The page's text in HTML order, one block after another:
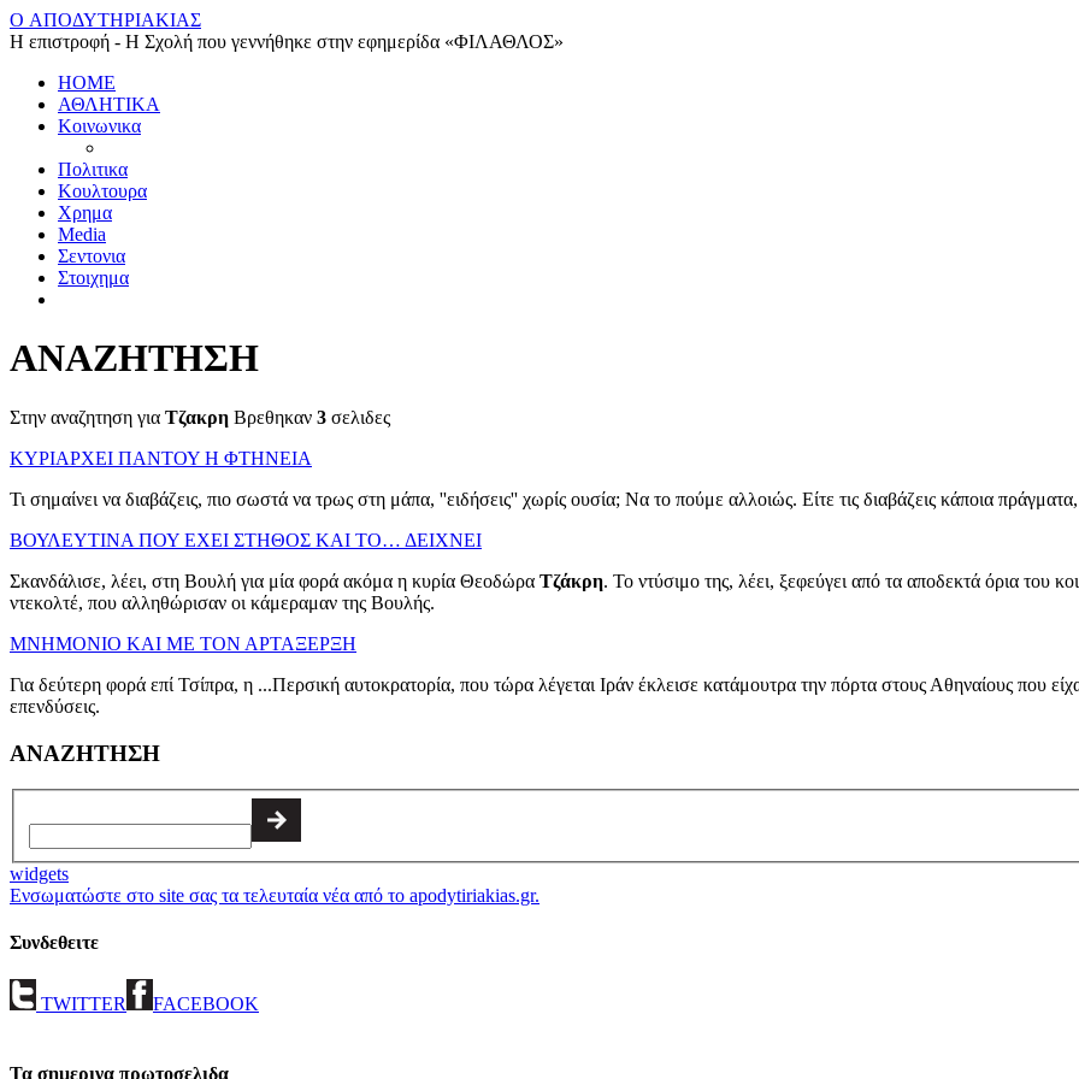
O ΑΠΟΔΥΤΗΡΙΑΚΙΑΣ
Η επιστροφή - Η Σχολή που γεννήθηκε στην εφημερίδα «ΦΙΛΑΘΛΟΣ»
HOME
ΑΘΛΗΤΙΚΑ
Κοινωνικα
Πολιτικα
Κουλτουρα
Χρημα
Media
Σεντονια
Στοιχημα
ΑΝΑΖΗΤΗΣΗ
Στην αναζητηση για Τζακρη Βρεθηκαν 3 σελιδες
ΚΥΡΙΑΡΧΕΙ ΠΑΝΤΟΥ Η ΦΤΗΝΕΙΑ
Τι σημαίνει να διαβάζεις, πιο σωστά να τρως στη μάπα, ''ειδήσεις'' χωρίς ουσία; Να το πούμε αλλοιώς. Είτε τις διαβάζεις κάποια πράγματα,
ΒΟΥΛΕΥΤΙΝΑ ΠΟΥ ΕΧΕΙ ΣΤΗΘΟΣ ΚΑΙ ΤΟ… ΔΕΙΧΝΕΙ
Σκανδάλισε, λέει, στη Βουλή για μία φορά ακόμα η κυρία Θεοδώρα Τζάκρη. Το ντύσιμο της, λέει, ξεφεύγει από τα αποδεκτά όρια του
ντεκολτέ, που αλληθώρισαν οι κάμεραμαν της Βουλής.
ΜΝΗΜΟΝΙΟ ΚΑΙ ΜΕ ΤΟΝ ΑΡΤΑΞΕΡΞΗ
Για δεύτερη φορά επί Τσίπρα, η ...Περσική αυτοκρατορία, που τώρα λέγεται Ιράν έκλεισε κατάμουτρα την πόρτα στους Αθηναίους που
επενδύσεις.
ΑΝΑΖΗΤΗΣΗ
widgets
Ενσωματώστε στο site σας τα τελευταία νέα από το apodytiriakias.gr.
Συνδεθειτε
TWITTER FACEBOOK
Τα σημερινα πρωτοσελιδα